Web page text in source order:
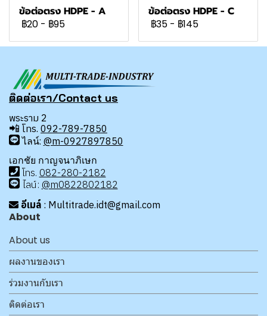
ข้อต่อตรง HDPE - A
฿20 - ฿95
ข้อต่อตรง HDPE - C
฿35 - ฿145
ติดต่อเรา/Contact us
พระราม 2
📲 โทร. 092-789-7850
ไลน์: @m-0927897850
เอกชัย กาญจนาภิเษก
โทร. 082-280-2182
ไลน์: @m0822802182
อีเมล์ : Multitrade.idt@gmail.com
About
About us
ผลงานของเรา
ร่วมงานกับเรา
ติดต่อเรา